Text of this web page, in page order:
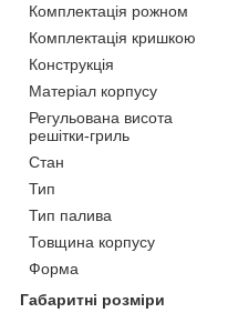
Комплектація рожном
Комплектація кришкою
Конструкція
Матеріал корпусу
Регульована висота
решітки-гриль
Стан
Тип
Тип палива
Товщина корпусу
Форма
Габаритні розміри